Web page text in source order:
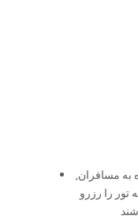
به مسافران,
را رزرو